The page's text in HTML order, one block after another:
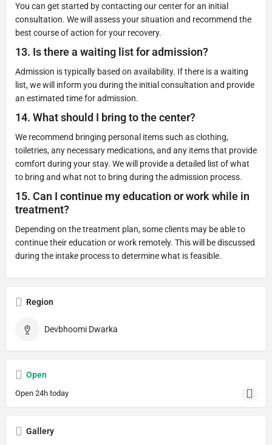
You can get started by contacting our center for an initial
consultation. We will assess your situation and recommend the
best course of action for your recovery.
13. Is there a waiting list for admission?
Admission is typically based on availability. If there is a waiting
list, we will inform you during the initial consultation and provide
an estimated time for admission.
14. What should I bring to the center?
We recommend bringing personal items such as clothing,
toiletries, any necessary medications, and any items that provide
comfort during your stay. We will provide a detailed list of what
to bring and what not to bring during the admission process.
15. Can I continue my education or work while in
treatment?
Depending on the treatment plan, some clients may be able to
continue their education or work remotely. This will be discussed
during the intake process to determine what is feasible.
Region
Devbhoomi Dwarka
Open
Open 24h today
Gallery